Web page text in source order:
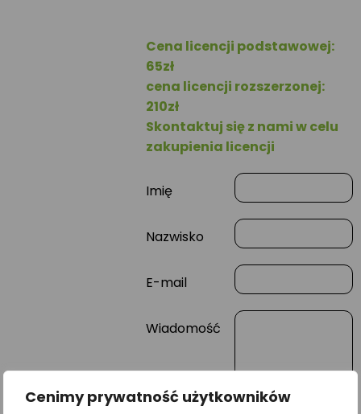
Cenimy prywatność użytkowników
Cena licencji podstawowej:
65zł
cena licencji rozszerzonej:
210zł
Skontaktuj się z nami w celu
zakupienia licencji
Imię
Nazwisko
E-mail
Wiadomość